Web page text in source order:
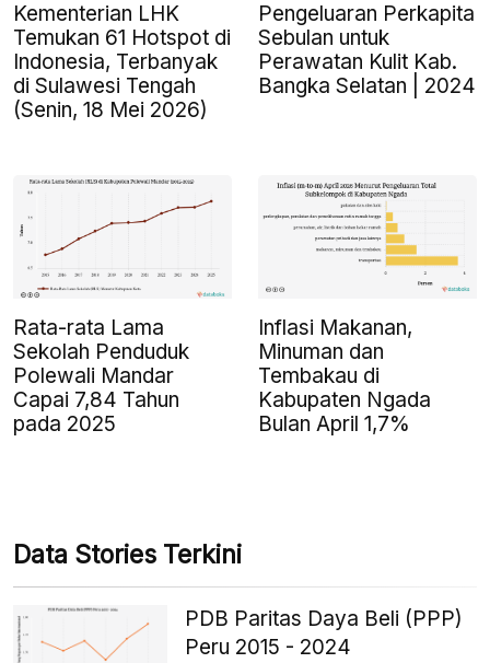
Kementerian LHK
Temukan 61 Hotspot di
Indonesia, Terbanyak
di Sulawesi Tengah
(Senin, 18 Mei 2026)
Pengeluaran Perkapita
Sebulan untuk
Perawatan Kulit Kab.
Bangka Selatan | 2024
Rata-rata Lama
Sekolah Penduduk
Polewali Mandar
Capai 7,84 Tahun
pada 2025
Inflasi Makanan,
Minuman dan
Tembakau di
Kabupaten Ngada
Bulan April 1,7%
Data Stories Terkini
PDB Paritas Daya Beli (PPP)
Peru 2015 - 2024